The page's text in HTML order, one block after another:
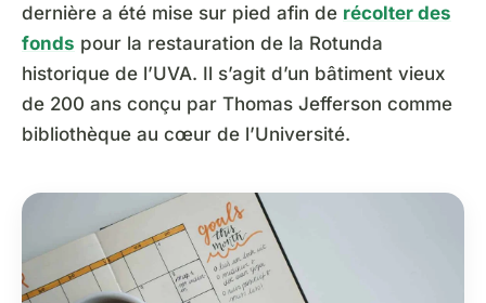
dernière a été mise sur pied afin de récolter des
fonds pour la restauration de la Rotunda
historique de l’UVA. Il s’agit d’un bâtiment vieux
de 200 ans conçu par Thomas Jefferson comme
bibliothèque au cœur de l’Université.